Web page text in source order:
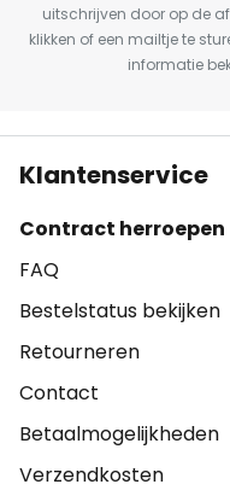
uitschrijven door op de
klikken of een mailtje te
informatie
Klantenservice
Contract herroepen
FAQ
Bestelstatus bekijken
Retourneren
Contact
Betaalmogelijkheden
Verzendkosten